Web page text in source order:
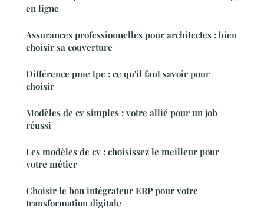
en ligne
Assurances professionnelles pour architectes : bien
choisir sa couverture
Différence pme tpe : ce qu'il faut savoir pour
choisir
Modèles de cv simples : votre allié pour un job
réussi
Les modèles de cv : choisissez le meilleur pour
votre métier
Choisir le bon intégrateur ERP pour votre
transformation digitale